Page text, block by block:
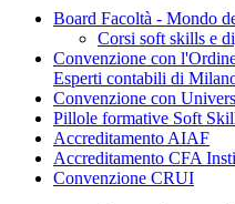
Board Facoltà - Mondo
Corsi soft skills e
Convenzione con
Esperti contabili di
Convenzione con
Pillole formative Soft
Accreditamento AIAF
Accreditamento CFA
Convenzione CRUI